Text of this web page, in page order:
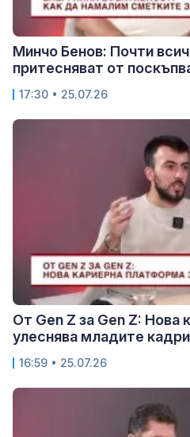
Минчо Бенов: Почти
притесняват от
17:30 • 25.07.26
От Gen Z за Gen Z: Нова
улеснява младите
16:59 • 25.07.26